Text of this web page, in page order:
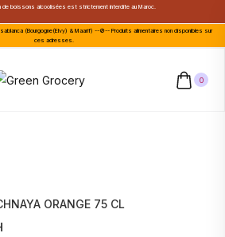
de boissons alcoolisées est strictement interdite au Maroc.
(Bourgogne(Elvy) & Maarif) --🚫-- Produits alimentaires non disponibles sur
ces adresses.
0
ORANGE 75 CL